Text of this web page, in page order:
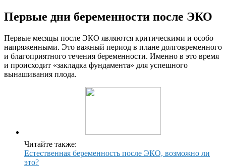
Первые дни беременности после ЭКО
Первые месяцы после ЭКО являются критическими и особо
напряженными. Это важный период в плане долговременного
и благоприятного течения беременности. Именно в это время
и происходит «закладка фундамента» для успешного
вынашивания плода.
Читайте также:
Естественная беременность после ЭКО, возможно ли
это?